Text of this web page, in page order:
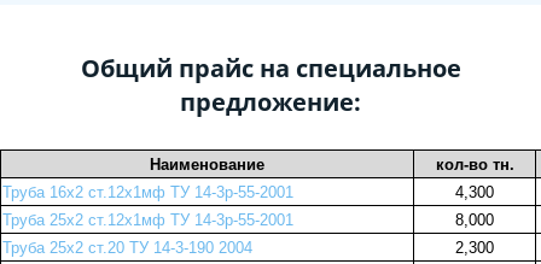
Общий прайс на специальное
предложение:
Наименование
кол-во тн.
Труба 16х2 ст.12х1мф ТУ 14-3р-55-2001
4,300
Труба 25х2 ст.12х1мф ТУ 14-3р-55-2001
8,000
Труба 25х2 ст.20 ТУ 14-3-190 2004
2,300